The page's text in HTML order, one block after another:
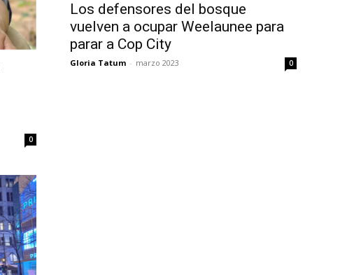
0
Los defensores del bosque
vuelven a ocupar Weelaunee para
parar a Cop City
Gloria Tatum - marzo 2023 0